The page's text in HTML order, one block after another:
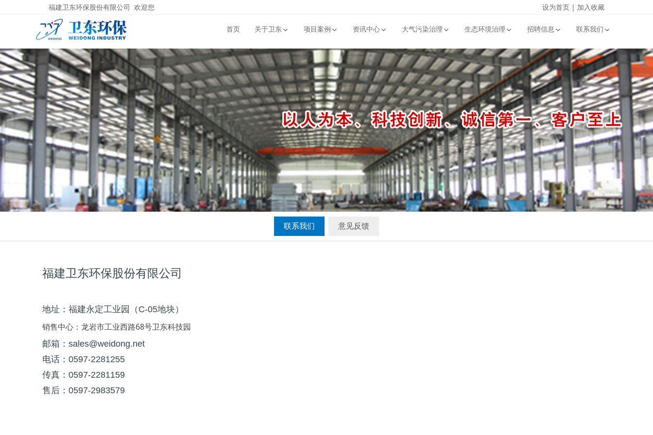
福建卫东环保股份有限公司 欢迎您 设为首页 | 加入收藏
首页 关于卫东 项目案例 资讯中心 大气污染治理 生态环境治理 招聘信息 联系我们
联系我们 意见反馈
福建卫东环保股份有限公司
地址：福建永定工业园（C-05地块）
销售中心：龙岩市工业西路68号卫东科技园
邮箱：sales@weidong.net
电话：0597-2281255
传真：0597-2281159
售后：0597-2983579